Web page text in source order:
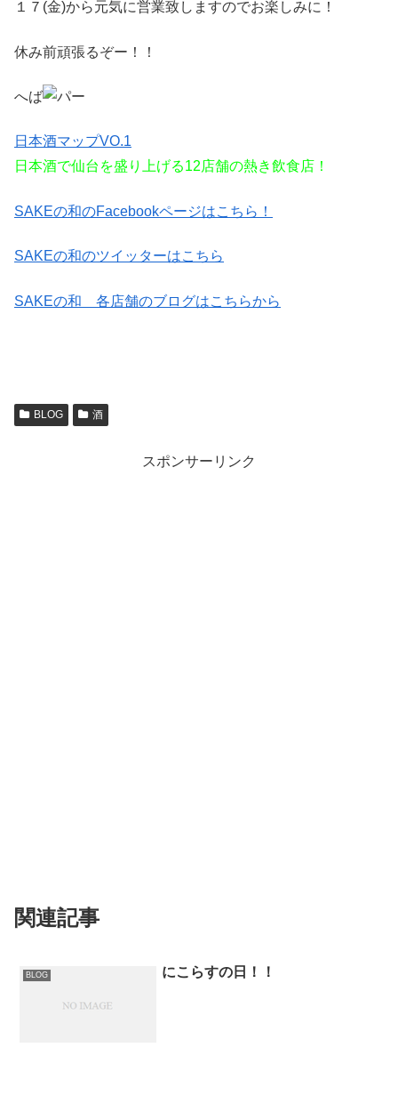
１７(金)から元気に営業致しますのでお楽しみに！
休み前頑張るぞー！！
へば
日本酒マップVO.1
日本酒で仙台を盛り上げる12店舗の熱き飲食店！
SAKEの和のFacebookページはこちら！
SAKEの和のツイッターはこちら
SAKEの和 各店舗のブログはこちらから
BLOG 酒
スポンサーリンク
関連記事
BLOG にこらすの日！！